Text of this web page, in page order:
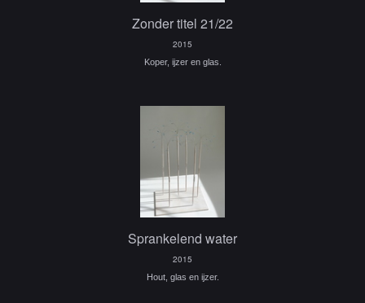
Zonder titel 21/22
2015
Koper, ijzer en glas.
Sprankelend water
2015
Hout, glas en ijzer.